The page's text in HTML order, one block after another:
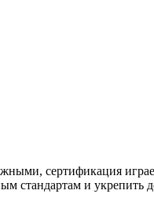
сертификация
стандартам и укрепить